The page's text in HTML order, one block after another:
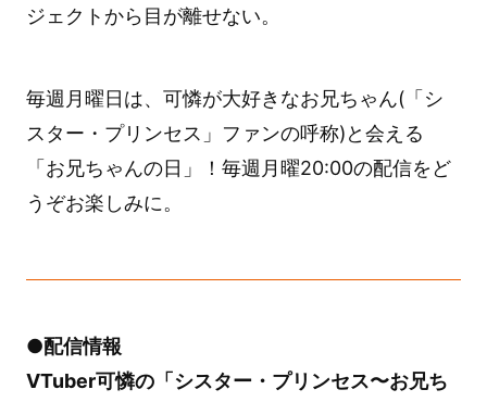
ジェクトから目が離せない。
毎週月曜日は、可憐が大好きなお兄ちゃん(「シ
スター・プリンセス」ファンの呼称)と会える
「お兄ちゃんの日」！毎週月曜20:00の配信をど
うぞお楽しみに。
●配信情報
VTuber可憐の「シスター・プリンセス〜お兄ち